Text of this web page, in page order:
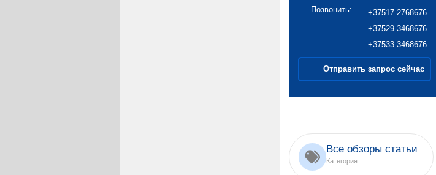
Позвонить:
+37517-2768676
+37529-3468676
+37533-3468676
Отправить запрос сейчас
Все обзоры статьи
Категория